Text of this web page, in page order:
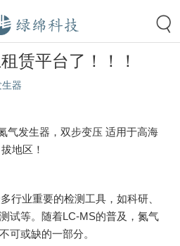
赁平台了！！！
器
气发生器，双步变压 适用于高海
拔地区！
行业重要的检测工具，如科研、
试等。随着LC-MS的普及，氮气
可或缺的一部分。